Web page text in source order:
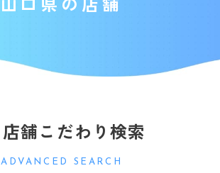
店舗こだわり検索
ADVANCED SEARCH